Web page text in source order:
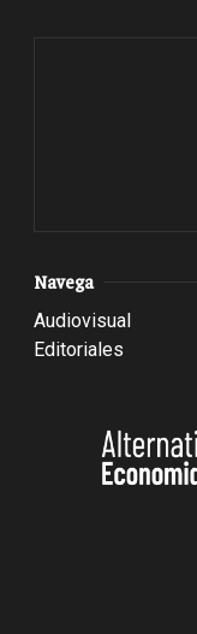
Navega
Audiovisual
Editoriales